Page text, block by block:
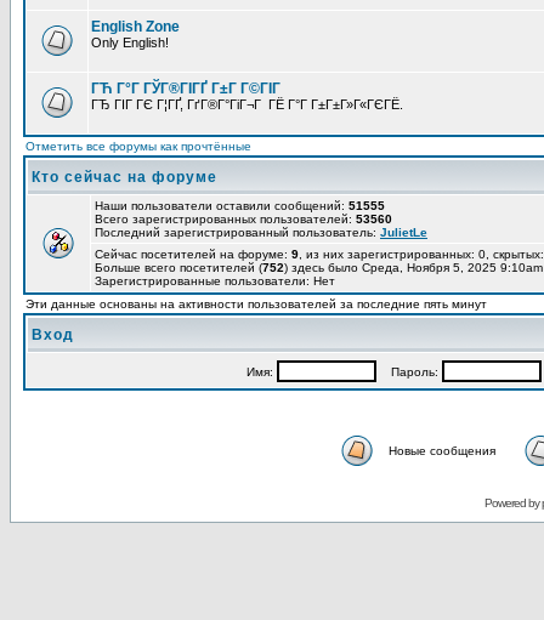
English Zone
Only English!
ГЋ Г°Г ГЎГ®ГІГҐ Г±Г Г©ГІГ
ГЂ ГІГ ГЄ Г¦ГҐ, ГґГ®Г°ГіГ¬Г ГЁ Г°Г Г±Г±Г»Г«ГЄГЁ.
Отметить все форумы как прочтённые
Кто сейчас на форуме
Наши пользователи оставили сообщений: 51555
Всего зарегистрированных пользователей: 53560
Последний зарегистрированный пользователь: JulietLe
Сейчас посетителей на форуме: 9 , из них зарегистрированных: 0,
Больше всего посетителей (752) здесь было Среда, Ноября 5, 2025 9:10am
Зарегистрированные пользователи: Нет
Эти данные основаны на активности пользователей за последние пять минут
Вход
Имя: Пароль:
Новые сообщения
Powered by